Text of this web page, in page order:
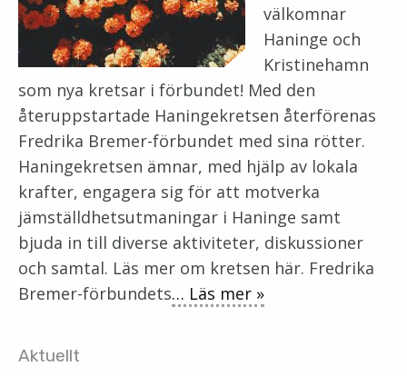
välkomnar
Haninge och
Kristinehamn
som nya kretsar i förbundet! Med den
återuppstartade Haningekretsen återförenas
Fredrika Bremer-förbundet med sina rötter.
Haningekretsen ämnar, med hjälp av lokala
krafter, engagera sig för att motverka
jämställdhetsutmaningar i Haninge samt
bjuda in till diverse aktiviteter, diskussioner
och samtal. Läs mer om kretsen här. Fredrika
Bremer-förbundets… Läs mer »
Aktuellt